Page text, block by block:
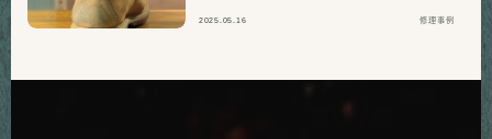
2025.05.16 修理事例